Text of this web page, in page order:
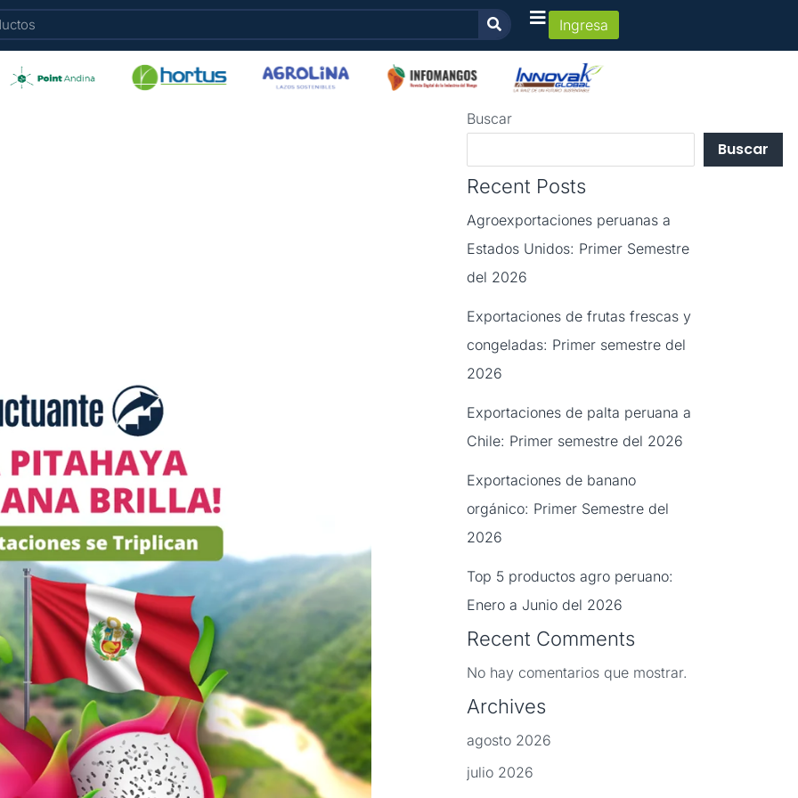
Ingresa
Buscar
Buscar
Recent Posts
Agroexportaciones peruanas a
Estados Unidos: Primer Semestre
del 2026
Exportaciones de frutas frescas y
congeladas: Primer semestre del
2026
Exportaciones de palta peruana a
Chile: Primer semestre del 2026
Exportaciones de banano
orgánico: Primer Semestre del
2026
Top 5 productos agro peruano:
Enero a Junio del 2026
Recent Comments
No hay comentarios que mostrar.
Archives
agosto 2026
julio 2026